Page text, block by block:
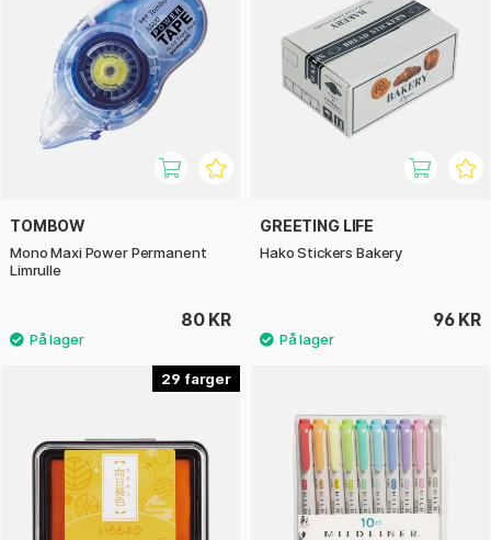
TOMBOW
Mono Maxi Power Permanent
Limrulle
80 KR
GREETING LIFE
Hako Stickers Bakery
96 KR
29